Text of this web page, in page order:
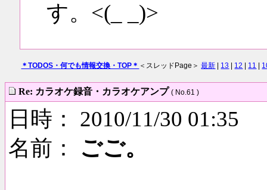
す。<(_ _)>
＊TODOS・何でも情報交換・TOP＊ ＜スレッドPage＞最新 13 12 11
Re: カラオケ録音・カラオケアンプ ( No.61 )
日時： 2010/11/30 01:35
名前： ごご。